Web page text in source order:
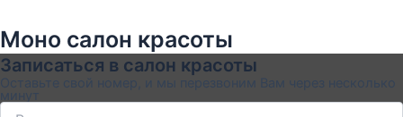
Моно cалон красоты
Записаться в салон красоты
Оставьте свой номер, и мы перезвоним Вам через несколько
минут